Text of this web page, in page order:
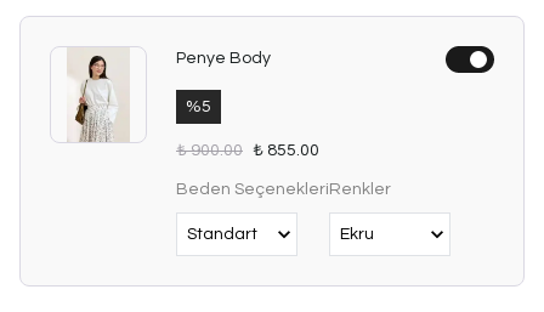
Penye Body
%5
₺ 900.00 ₺ 855.00
Beden SeçenekleriRenkler